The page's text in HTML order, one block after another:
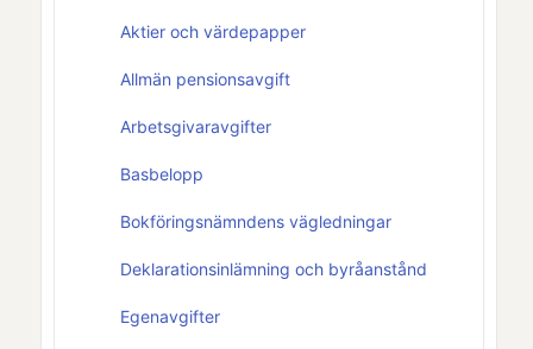
Aktier och värdepapper
Allmän pensionsavgift
Arbetsgivaravgifter
Basbelopp
Bokföringsnämndens vägledningar
Deklarationsinlämning och byråanstånd
Egenavgifter